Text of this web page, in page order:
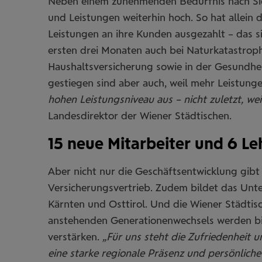
und Leistungen weiterhin hoch. So hat
Leistungen an ihre Kunden ausgezahlt –
ersten drei Monaten auch bei
Haushaltsversicherung sowie in der
gestiegen sind aber auch, weil mehr
hohen Leistungsniveau aus – nicht zuletzt,
Landesdirektor der Wiener Städtischen.
15 neue Mitarbeiter und 6
Aber nicht nur die Geschäftsentwicklung
Versicherungsvertrieb. Zudem bildet das
Kärnten und Osttirol. Und die Wiener
anstehenden Generationenwechsels werden
verstärken. „Für uns steht die Zufriedenheit
eine starke regionale Präsenz und